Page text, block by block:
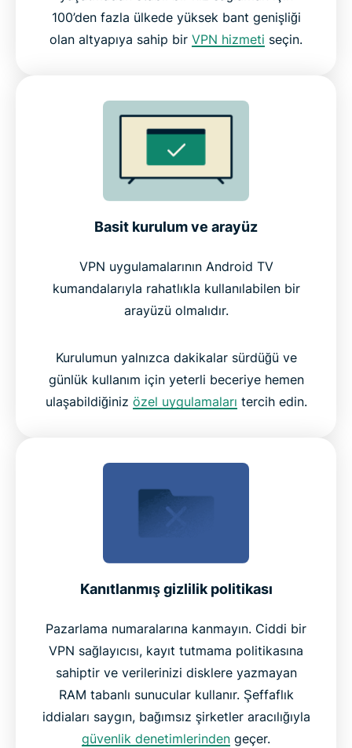
100’den fazla ülkede yüksek bant genişliği
olan altyapıya sahip bir VPN hizmeti seçin.
Basit kurulum ve arayüz
VPN uygulamalarının Android TV
kumandalarıyla rahatlıkla kullanılabilen bir
arayüzü olmalıdır.
Kurulumun yalnızca dakikalar sürdüğü ve
günlük kullanım için yeterli beceriye hemen
ulaşabildiğiniz özel uygulamaları tercih edin.
Kanıtlanmış gizlilik politikası
Pazarlama numaralarına kanmayın. Ciddi bir
VPN sağlayıcısı, kayıt tutmama politikasına
sahiptir ve verilerinizi disklere yazmayan
RAM tabanlı sunucular kullanır. Şeffaflık
iddiaları saygın, bağımsız şirketler aracılığıyla
güvenlik denetimlerinden geçer.